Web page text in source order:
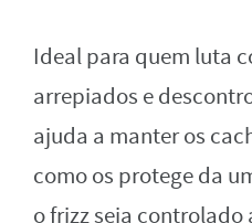
Ideal para quem luta
arrepiados e
ajuda a manter os
como os protege da
o frizz seja controlado